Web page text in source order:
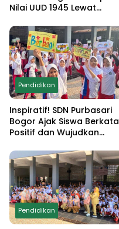
Nilai UUD 1945 Lewat
Monumen Pancasila Sakti
Pendidikan
Inspiratif! SDN Purbasari
Bogor Ajak Siswa Berkata
Positif dan Wujudkan
Pendidikan